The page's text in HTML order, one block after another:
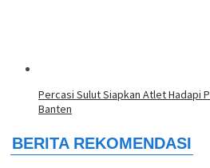
Percasi Sulut Siapkan Atlet Hadapi
Banten